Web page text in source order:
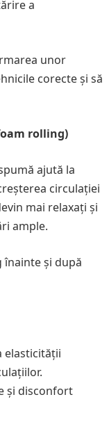
a
unor
corecte și să
rolling)
ajută la
circulației
mai relaxați și
ample.
și după
elasticității
și disconfort